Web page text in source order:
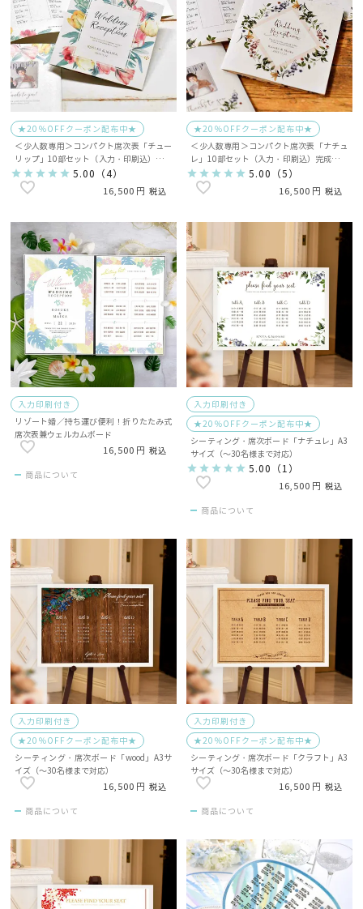
★20％OFFクーポン配布中★
＜少人数専用＞コンパクト席次表「チュー
リップ」10部セット（入力・印刷込）完成
品オーダー
5.00 （4）
16,500 税込
★20％OFFクーポン配布中★
＜少人数専用＞コンパクト席次表「ナチュ
レ」10部セット（入力・印刷込）完成品オ
ーダー
5.00 （5 ）
16,500 税込
入力印刷付き
リゾート婚／持ち運び便利！折りたたみ式
席次表兼ウェルカムボード
16,500 税込
商品について
入力印刷付き
★20％OFFクーポン配布中★
シーティング・席次ボード「ナチュレ」A3
サイズ（～30名様まで対応）
5.00 （ 1 ）
16,500 税込
商品について
入力印刷付き
★20％OFFクーポン配布中★
シーティング・席次ボード「wood」A3サ
イズ（～30名様まで対応）
16,500 税込
商品について
入力印刷付き
★20％OFFクーポン配布中★
シーティング・席次ボード「クラフト」A3
サイズ（～30名様まで対応）
16,500 税込
商品について